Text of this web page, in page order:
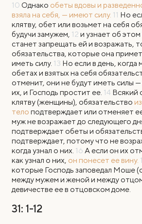
10 Однако обеты вдовы и
взяла на себя, — имеют силу. 11 Но
клятву, обет или возьмет на себя
будучи замужем, 12 и узнает об
станет запрещать ей и возражать,
обязательства, которые она
иметь силу. 13 Но если в день, когда
обетах и взятых на себя
отменит, они не будут иметь силы
их, и Господь простит ее. 14 Всякий
клятву (женщины), обязательство
тело подтверждает или отменяет
муж не возражает до следующего
подтверждает обеты и
подтверждает, потому что не
когда узнал о них. 16 А если он их
как узнал о них, он понесет ее вину.
которые Господь заповедал Моше
между мужем и женой и между
девичестве ее в отцовском доме.
31: 1-12